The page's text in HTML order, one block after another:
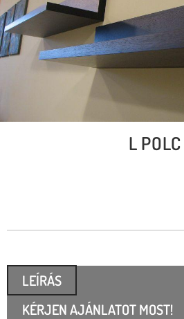
L POLC
LEÍRÁS
KÉRJEN AJÁNLATOT MOST!